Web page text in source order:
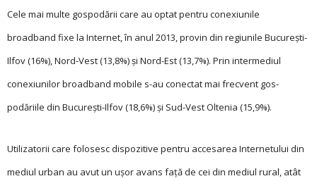
Cele mai multe gospodării care au optat pentru conexiunile
broadband fixe la Internet, în anul 2013, provin din regiunile Bucureşti-
Ilfov (16%), Nord-Vest (13,8%) şi Nord-Est (13,7%). Prin in­termediul
conexiunilor broadband mobile s-au co­nectat mai frecvent gos­
podăriile din Bucureşti-Ilfov (18,6%) şi Sud-Vest Oltenia (15,9%).
Utilizatorii care folo­sesc dispozitive pentru accesarea Internetului din
mediul urban au avut un uşor avans faţă de cei din mediul rural, atât